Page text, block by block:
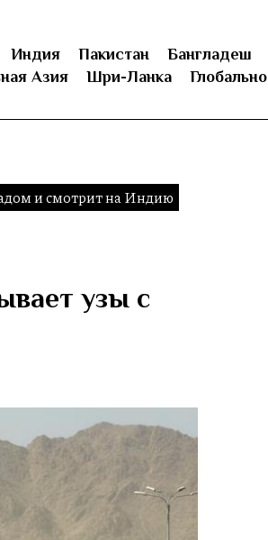
Индия Пакистан Бангладеш
Азия Шри-Ланка Глобально
и смотрит на Индию
узы с